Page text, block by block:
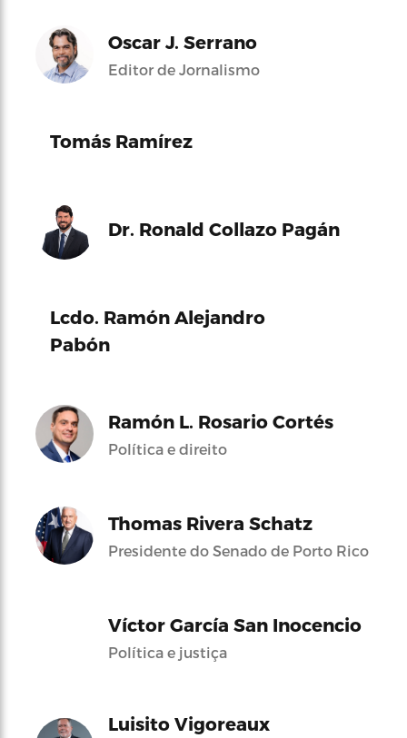
Oscar J. Serrano
Editor de Jornalismo
Tomás Ramírez
Dr. Ronald Collazo Pagán
Lcdo. Ramón Alejandro
Pabón
Ramón L. Rosario Cortés
Política e direito
Thomas Rivera Schatz
Presidente do Senado de Porto Rico
Víctor García San Inocencio
Política e justiça
Luisito Vigoreaux